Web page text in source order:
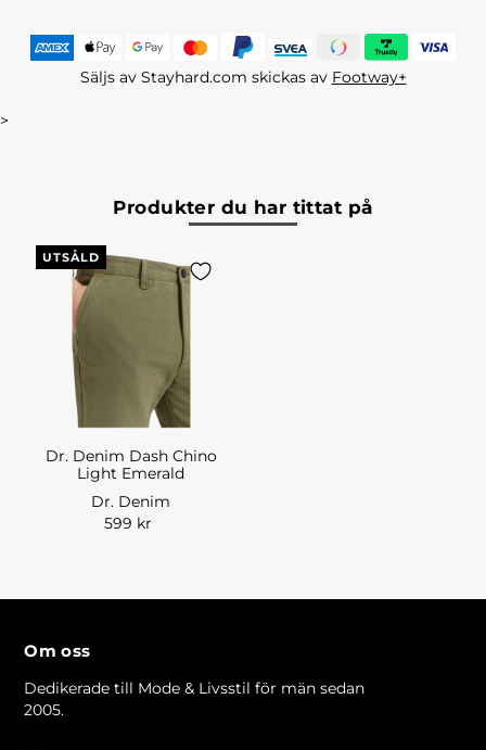
Säljs av Stayhard.com skickas av Footway+
>
Produkter du har tittat på
UTSÅLD
Dr. Denim Dash Chino
Light Emerald
Dr. Denim
599 kr
Om oss
Dedikerade till Mode & Livsstil för män sedan
2005.